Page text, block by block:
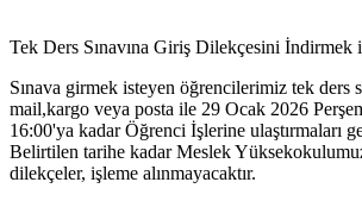
Tek Ders Sınavına Giriş Dilekçesini İndirmek
Sınava girmek isteyen öğrencilerimiz tek ders
mail,kargo veya posta ile 29 Ocak 2026
16:00'ya kadar Öğrenci İşlerine ulaştırmaları
Belirtilen tarihe kadar Meslek
dilekçeler, işleme alınmayacaktır.